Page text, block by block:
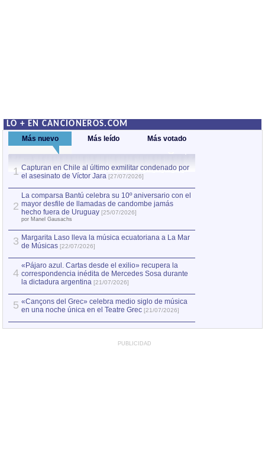
LO + EN CANCIONEROS.COM
Más nuevo Más leído Más votado
1 Capturan en Chile al último exmilitar condenado por
el asesinato de Víctor Jara [27/07/2026]
2
La comparsa Bantú celebra su 10º aniversario con el
mayor desfile de llamadas de candombe jamás
hecho fuera de Uruguay [25/07/2026]
por Manel Gausachs
3 Margarita Laso lleva la música ecuatoriana a La Mar
de Músicas [22/07/2026]
4
«Pájaro azul. Cartas desde el exilio» recupera la
correspondencia inédita de Mercedes Sosa durante
la dictadura argentina [21/07/2026]
5 «Cançons del Grec» celebra medio siglo de música
en una noche única en el Teatre Grec [21/07/2026]
PUBLICIDAD